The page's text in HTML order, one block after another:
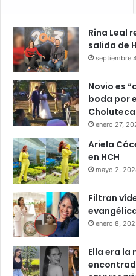
Rina Leal
salida de
septiembre
Novio es
boda por
Choluteca
enero 27,
Ariela
en HCH
mayo 2,
Filtran
enero 8,
Ella era la